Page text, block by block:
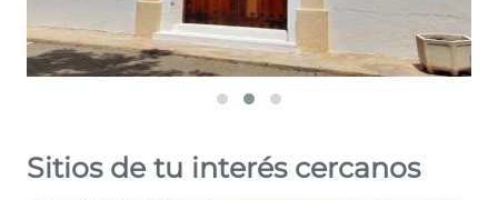
Sitios de tu interés cercanos